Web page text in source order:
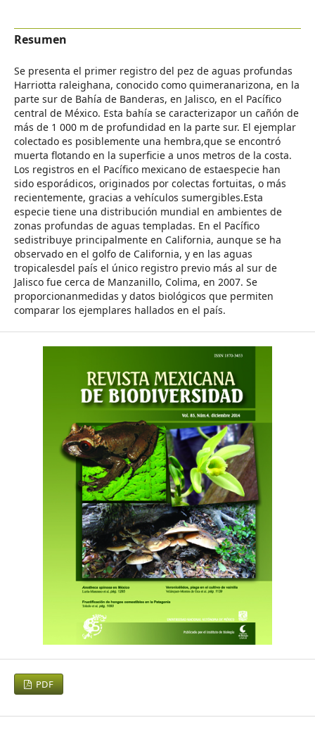
Resumen
Se presenta el primer registro del pez de aguas profundas
Harriotta raleighana, conocido como quimeranarizona, en la
parte sur de Bahía de Banderas, en Jalisco, en el Pacífico
central de México. Esta bahía se caracterizapor un cañón de
más de 1 000 m de profundidad en la parte sur. El ejemplar
colectado es posiblemente una hembra,que se encontró
muerta flotando en la superficie a unos metros de la costa.
Los registros en el Pacífico mexicano de estaespecie han
sido esporádicos, originados por colectas fortuitas, o más
recientemente, gracias a vehículos sumergibles.Esta
especie tiene una distribución mundial en ambientes de
zonas profundas de aguas templadas. En el Pacífico
sedistribuye principalmente en California, aunque se ha
observado en el golfo de California, y en las aguas
tropicalesdel país el único registro previo más al sur de
Jalisco fue cerca de Manzanillo, Colima, en 2007. Se
proporcionanmedidas y datos biológicos que permiten
comparar los ejemplares hallados en el país.
PDF